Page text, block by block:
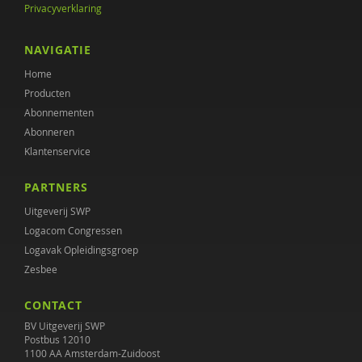
Privacyverklaring
NAVIGATIE
Home
Producten
Abonnementen
Abonneren
Klantenservice
PARTNERS
Uitgeverij SWP
Logacom Congressen
Logavak Opleidingsgroep
Zesbee
CONTACT
BV Uitgeverij SWP
Postbus 12010
1100 AA Amsterdam-Zuidoost